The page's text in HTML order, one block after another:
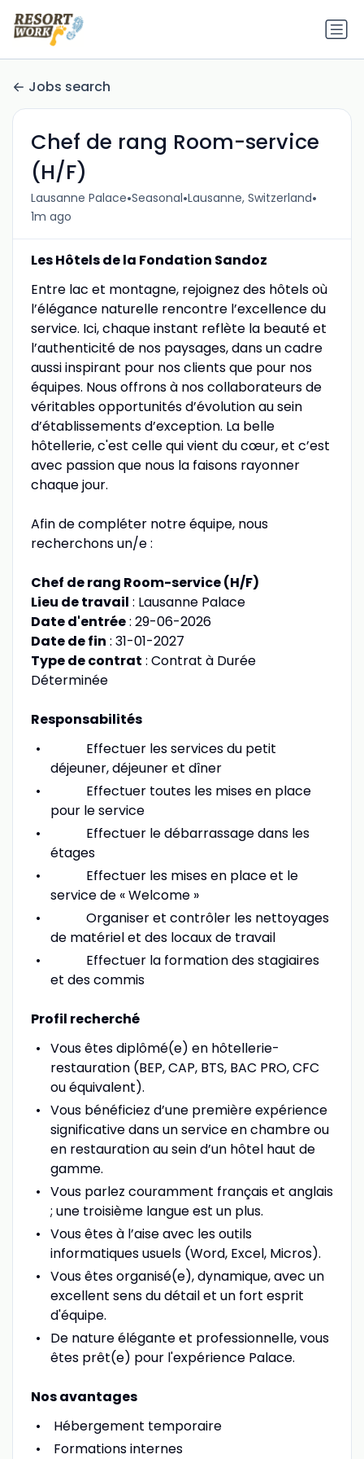
Jobs search
Chef de rang Room-service
(H/F)
Lausanne Palace•Seasonal•Lausanne, Switzerland•
1m ago
Les Hôtels de la Fondation Sandoz
Entre lac et montagne, rejoignez des hôtels où
l’élégance naturelle rencontre l’excellence du
service. Ici, chaque instant reflète la beauté et
l’authenticité de nos paysages, dans un cadre
aussi inspirant pour nos clients que pour nos
équipes. Nous offrons à nos collaborateurs de
véritables opportunités d’évolution au sein
d’établissements d’exception. La belle
hôtellerie, c'est celle qui vient du cœur, et c’est
avec passion que nous la faisons rayonner
chaque jour.
Afin de compléter notre équipe, nous
recherchons un/e :
Chef de rang Room-service (H/F)
Lieu de travail : Lausanne Palace
Date d'entrée: 29-06-2026
Date de fin : 31-01-2027
Type de contrat : Contrat à Durée
Déterminée
Responsabilités
Effectuer les services du petit
déjeuner, déjeuner et dîner
Effectuer toutes les mises en place
pour le service
Effectuer le débarrassage dans les
étages
Effectuer les mises en place et le
service de « Welcome »
Organiser et contrôler les nettoyages
de matériel et des locaux de travail
Effectuer la formation des stagiaires
et des commis
Profil recherché
Vous êtes diplômé(e) en hôtellerie-
restauration (BEP, CAP, BTS, BAC PRO, CFC
ou équivalent).
Vous bénéficiez d’une première expérience
significative dans un service en chambre ou
en restauration au sein d’un hôtel haut de
gamme.
Vous parlez couramment français et anglais
; une troisième langue est un plus.
Vous êtes à l’aise avec les outils
informatiques usuels (Word, Excel, Micros).
Vous êtes organisé(e), dynamique, avec un
excellent sens du détail et un fort esprit
d'équipe.
De nature élégante et professionnelle, vous
êtes prêt(e) pour l'expérience Palace.
Nos avantages
Hébergement temporaire
Formations internes